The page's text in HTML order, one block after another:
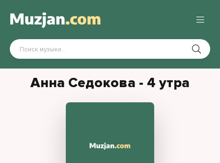
Анна Седокова - 4 утра